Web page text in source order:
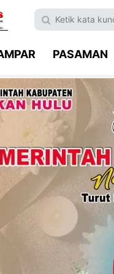
PASAMAN